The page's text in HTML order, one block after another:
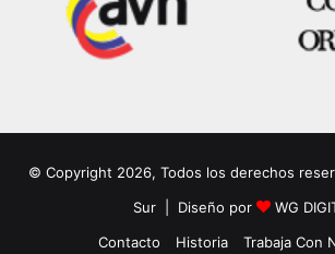
© Copyright 2026, Todos los derechos
Sur | Diseño por
WG
Contacto
Historia Trabaja Con